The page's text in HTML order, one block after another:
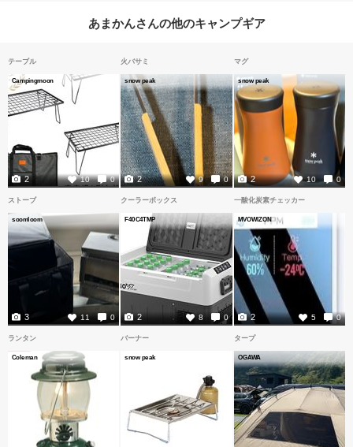
あまかんさんの他のキャンプギア
テーブル
Campingmoon
10 0
2
火バサミ
snow peak
9 0
2
マグ
snow peak
10 0
2
ストーブ
soomloom
11 0
3
クーラーボックス
F40C4TMP
8 0
2
一酸化炭素チェッカー
MVOWIZON
5 0
2
ランタン
Coleman
バーナー
snow peak
タープ
OGAWA